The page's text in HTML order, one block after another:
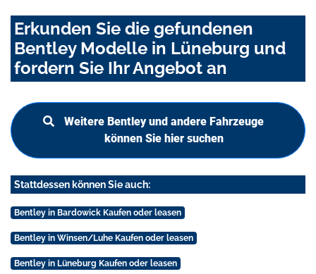
Erkunden Sie die gefundenen
Bentley Modelle in Lüneburg und
fordern Sie Ihr Angebot an
Weitere Bentley und andere Fahrzeuge
können Sie hier suchen
Stattdessen können Sie auch:
Bentley in Bardowick Kaufen oder leasen
Bentley in Winsen/Luhe Kaufen oder leasen
Bentley in Lüneburg Kaufen oder leasen